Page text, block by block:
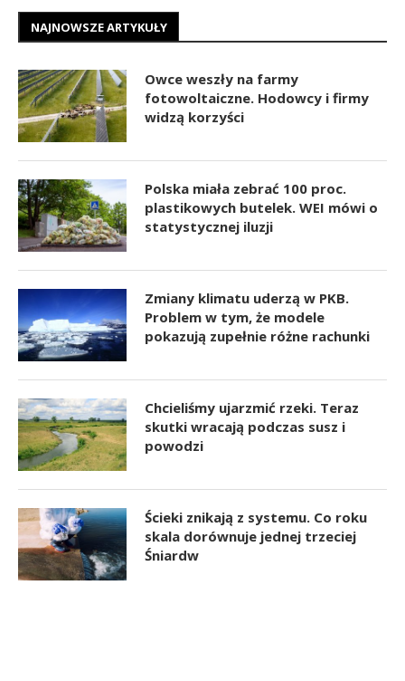
NAJNOWSZE ARTYKUŁY
Owce weszły na farmy
fotowoltaiczne. Hodowcy i firmy
widzą korzyści
Polska miała zebrać 100 proc.
plastikowych butelek. WEI mówi o
statystycznej iluzji
Zmiany klimatu uderzą w PKB.
Problem w tym, że modele
pokazują zupełnie różne rachunki
Chcieliśmy ujarzmić rzeki. Teraz
skutki wracają podczas susz i
powodzi
Ścieki znikają z systemu. Co roku
skala dorównuje jednej trzeciej
Śniardw